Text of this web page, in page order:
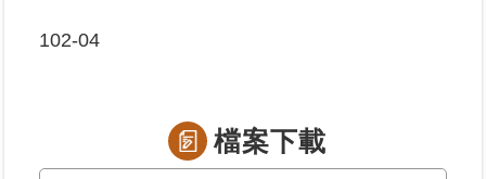
業
線
102-04
檔案下載